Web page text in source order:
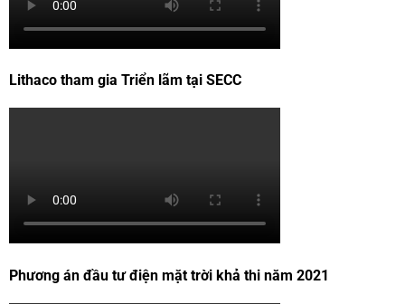
Lithaco tham gia Triển lãm tại SECC
Phương án đầu tư điện mặt trời khả thi năm 2021